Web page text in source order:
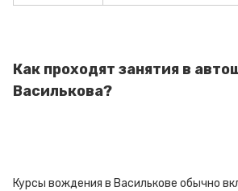
Как проходят занятия в
Василькова?
Курсы вождения в Василькове обычно